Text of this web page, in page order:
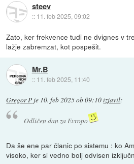
steev
:: 11. feb 2025, 09:02
Zato, ker frekvence tudi ne dvignes v
lažje zabremzat, kot pospešit.
Mr.B
:: 11. feb 2025, 11:40
Gregor P je 10. feb 2025 ob 09:10izjavil:
Odličen dan za Evropo
Da še ene par članic po sistemu : ko
visoko, ker si vedno bolj odvisen